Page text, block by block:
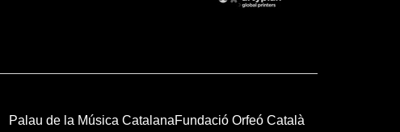
Palau de la Música CatalanaFundació Orfeó Català